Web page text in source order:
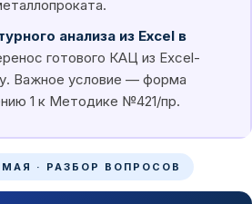
анализа из Excel в
готового КАЦ из Excel-
Важное условие — форма
1 к Методике №421/пр.
· РАЗБОР ВОПРОСОВ